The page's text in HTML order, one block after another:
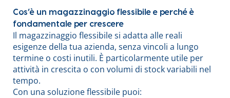
Cos’è un magazzinaggio flessibile e perché è
fondamentale per crescere
Il magazzinaggio flessibile si adatta alle reali
esigenze della tua azienda, senza vincoli a lungo
termine o costi inutili. È particolarmente utile per
attività in crescita o con volumi di stock variabili nel
tempo.
Con una soluzione flessibile puoi: